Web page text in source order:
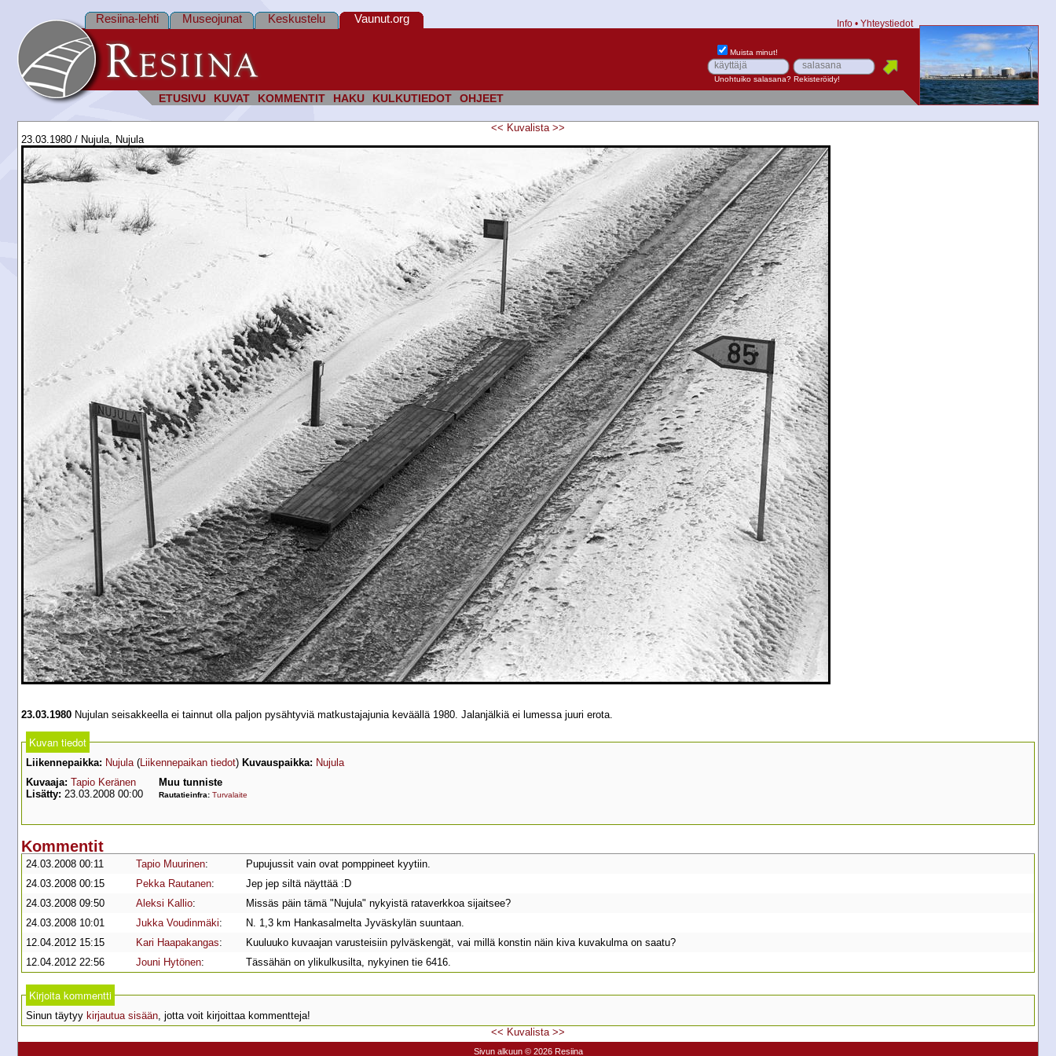
ETUSIVU KUVAT KOMMENTIT HAKU KULKUTIEDOT OHJEET
Resiina-lehti Museojunat Keskustelu Vaunut.org Info • Yhteystiedot
Muista minut!
Unohtuiko salasana? Rekisteröidy!
<< Kuvalista >>
23.03.1980 / Nujula, Nujula
23.03.1980 Nujulan seisakkeella ei tainnut olla paljon pysähtyviä matkustajajunia keväällä 1980. Jalanjälkiä ei lumessa juuri erota.
Kuvan tiedot
Liikennepaikka: Nujula(Liikennepaikan tiedot) Kuvauspaikka: Nujula
Kuvaaja: Tapio Keränen
Lisätty: 23.03.2008 00:00
Muu tunniste
Rautatieinfra: Turvalaite
Kommentit
24.03.2008 00:11 Tapio Muurinen:
Pupujussit vain ovat pomppineet kyytiin.
24.03.2008 00:15
Pekka Rautanen:
Jep jep siltä näyttää :D
24.03.2008 09:50
Aleksi Kallio:
Missäs päin tämä "Nujula" nykyistä rataverkkoa sijaitsee?
24.03.2008 10:01
Jukka Voudinmäki:
N. 1,3 km Hankasalmelta Jyväskylän suuntaan.
12.04.2012 15:15
Kari Haapakangas:
Kuuluuko kuvaajan varusteisiin pylväskengät, vai millä konstin näin kiva kuvakulma on saatu?
12.04.2012 22:56
Jouni Hytönen: Tässähän on ylikulkusilta, nykyinen tie 6416.
Kirjoita kommentti
Sinun täytyy kirjautua sisään, jotta voit kirjoittaa kommentteja!
<< Kuvalista >>
Sivun alkuun © 2026 Resiina